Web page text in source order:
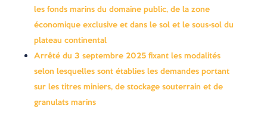
les fonds marins du domaine public, de la zone
économique exclusive et dans le sol et le sous-sol du
plateau continental
Arrêté du 3 septembre 2025 fixant les modalités
selon lesquelles sont établies les demandes portant
sur les titres miniers, de stockage souterrain et de
granulats marins